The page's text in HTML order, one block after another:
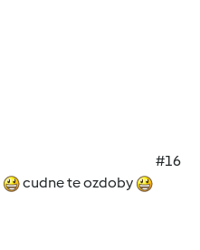
#16
cudne te ozdoby